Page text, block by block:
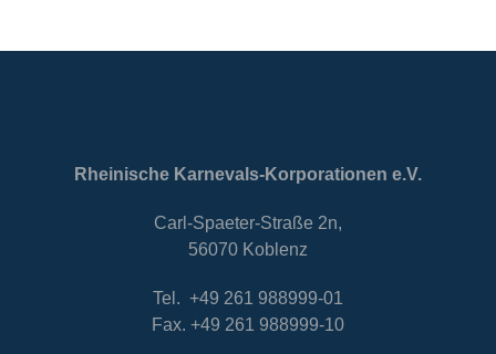
Rheinische Karnevals-Korporationen e.V.
Carl-Spaeter-Straße 2n,
56070 Koblenz
Tel. +49 261 988999-01
Fax. +49 261 988999-10